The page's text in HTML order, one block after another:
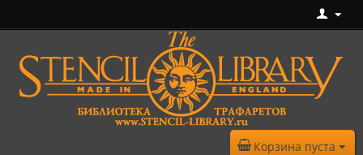
Корзина пуста